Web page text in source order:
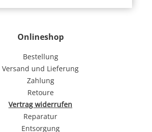
Onlineshop
Bestellung
Versand und Lieferung
Zahlung
Retoure
Vertrag widerrufen
Reparatur
Entsorgung